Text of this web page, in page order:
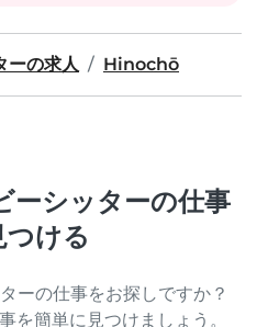
ーの求人 Hinochō
シッターの仕事
つける
ーの仕事をお探しですか？
簡単に見つけましょう。